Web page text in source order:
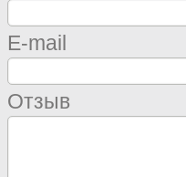
E-mail
Отзыв